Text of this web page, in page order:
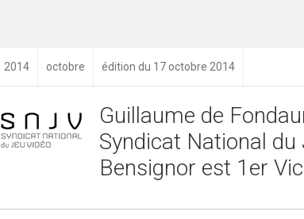
2014 octobre édition du 17 octobre 2014
Guillaume de
Syndicat National du
Bensignor est 1er